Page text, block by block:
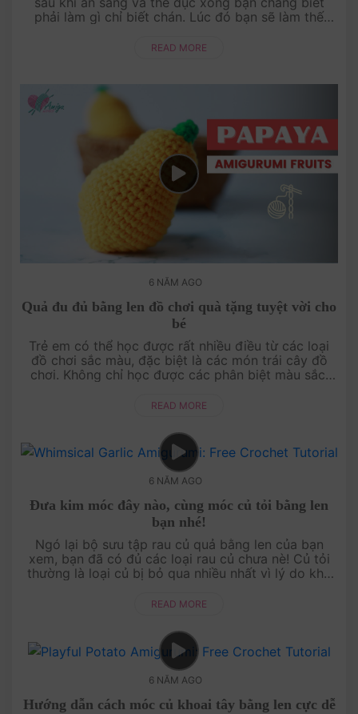
phải làm gì chỉ biết chán. Lúc đó bạn sẽ làm thế
READ MORE
6 NĂM AGO
Quả đu đủ bằng len đồ chơi quà tặng tuyệt vời cho
bé
Trẻ em có thể học được rất nhiều điều từ các loại
đồ chơi sắc màu, đặc biệt là các món trái cây đồ
chơi. Không chỉ học được các phân biệt màu sắc,
READ MORE
6 NĂM AGO
Đưa kim móc đây nào, cùng móc củ tỏi bằng len
bạn nhé!
Ngó lại bộ sưu tập rau củ quả bằng len của bạn
xem, bạn đã có đủ các loại rau củ chưa nè! Củ tỏi
thường là loại củ bị bỏ qua nhiều nhất vì lý do khó
READ MORE
6 NĂM AGO
Hướng dẫn cách móc củ khoai tây bằng len cực dễ